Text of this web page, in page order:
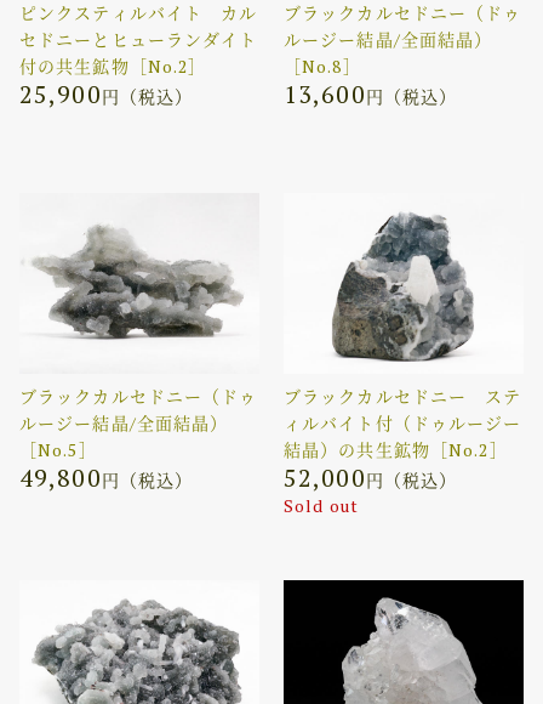
ピンクスティルバイト カル
セドニーとヒューランダイト
付の共生鉱物［No.2］
25,900円（税込）
ブラックカルセドニー（ドゥ
ルージー結晶/全面結晶）
［No.8］
13,600円（税込）
ブラックカルセドニー（ドゥ
ルージー結晶/全面結晶）
［No.5］
49,800円（税込）
ブラックカルセドニー ステ
ィルバイト付（ドゥルージー
結晶）の共生鉱物［No.2］
52,000円（税込）
Sold out